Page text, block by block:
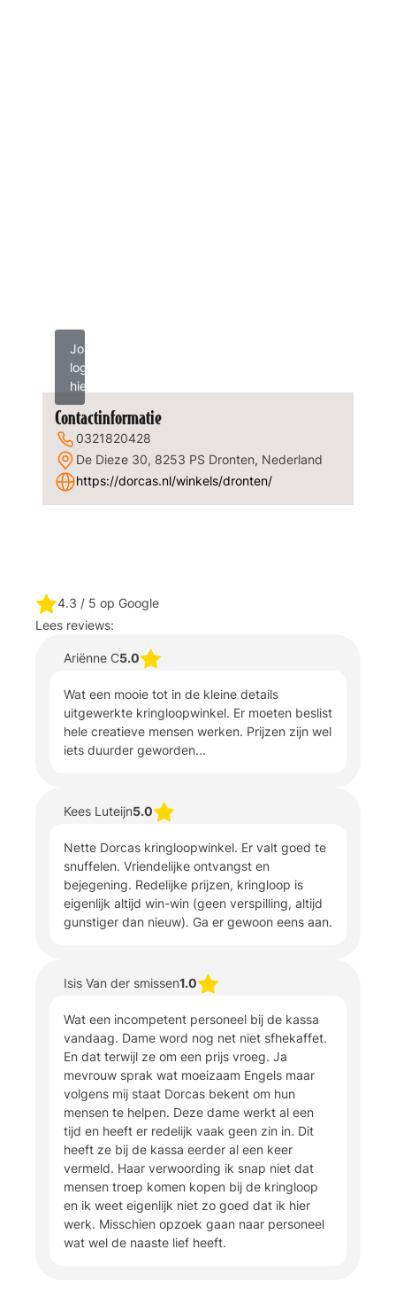
Jouw
logo
hier?
Contactinformatie
0321820428
De Dieze 30, 8253 PS Dronten, Nederland
https://dorcas.nl/winkels/dronten/
4.3 / 5 op Google
Lees reviews:
Ariënne C5.0
Wat een mooie tot in de kleine details
uitgewerkte kringloopwinkel. Er moeten beslist
hele creatieve mensen werken. Prijzen zijn wel
iets duurder geworden...
Kees Luteijn5.0
Nette Dorcas kringloopwinkel. Er valt goed te
snuffelen. Vriendelijke ontvangst en
bejegening. Redelijke prijzen, kringloop is
eigenlijk altijd win-win (geen verspilling, altijd
gunstiger dan nieuw). Ga er gewoon eens aan.
Isis Van der smissen1.0
Wat een incompetent personeel bij de kassa
vandaag. Dame word nog net niet sfhekaffet.
En dat terwijl ze om een prijs vroeg. Ja
mevrouw sprak wat moeizaam Engels maar
volgens mij staat Dorcas bekent om hun
mensen te helpen. Deze dame werkt al een
tijd en heeft er redelijk vaak geen zin in. Dit
heeft ze bij de kassa eerder al een keer
vermeld. Haar verwoording ik snap niet dat
mensen troep komen kopen bij de kringloop
en ik weet eigenlijk niet zo goed dat ik hier
werk. Misschien opzoek gaan naar personeel
wat wel de naaste lief heeft.